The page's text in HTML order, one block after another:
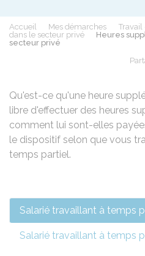
Accueil Mes démarches Travail
dans le secteur privé
Heures
secteur privé
Qu'est-ce qu'une heure
libre d'effectuer des heures
comment lui sont-elles
le dispositif selon que vous
temps partiel.
Salarié travaillant à temps
Salarié travaillant à temps